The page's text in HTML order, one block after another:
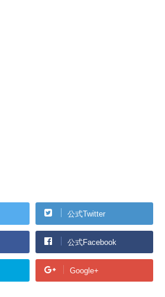
公式Twitter
公式Facebook
Google+